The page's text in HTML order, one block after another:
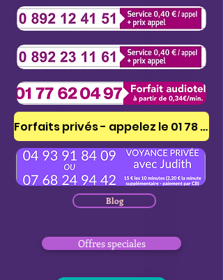
Blog
Offres speciales
Forfaits privés - appelez le 01 78 41 53 51